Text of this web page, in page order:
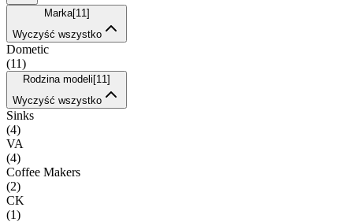
Marka[11 ]
Wyczyść wszystko
Dometic
(11)
Rodzina modeli [11 ]
Wyczyść wszystko
Sinks
(4)
VA
(4)
Coffee Makers
(2)
CK
(1)